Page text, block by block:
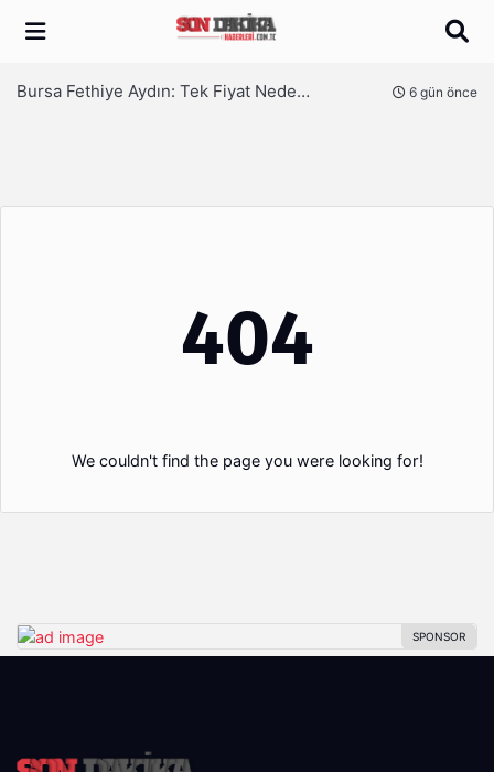
Arama
Bursa Fethiye Aydın: Tek Fiyat Neden Yetmez | Ufuksoy Nakliyat A.Ş 6 gün önce
404
We couldn't find the page you were looking for!